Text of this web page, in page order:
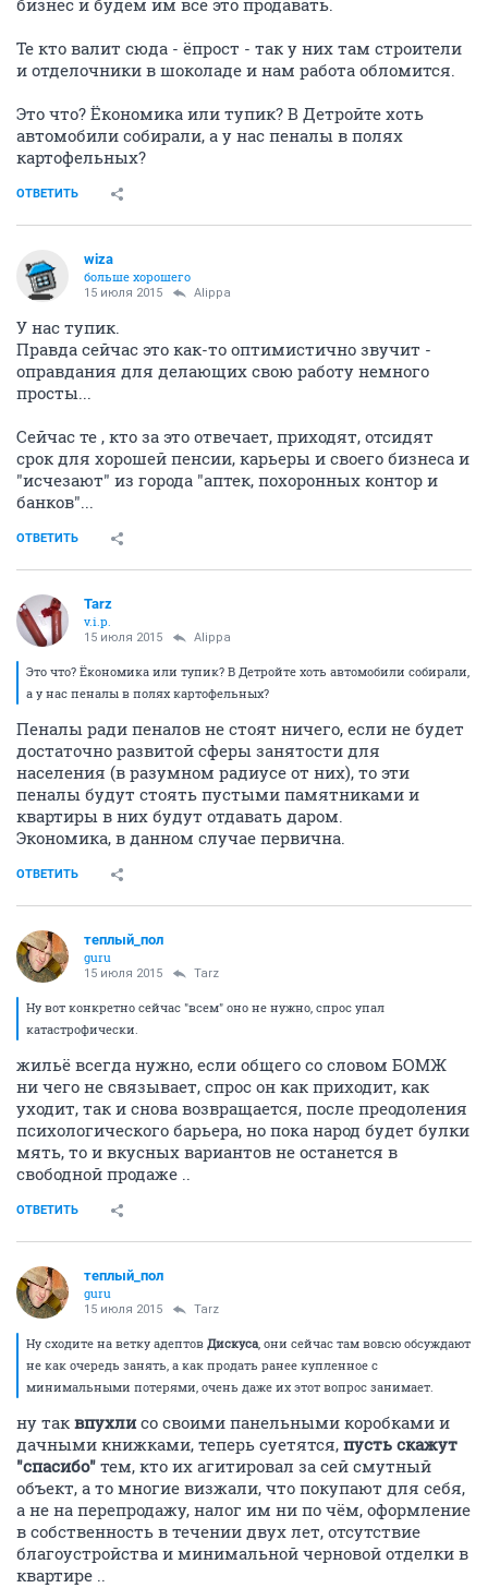
бизнес и будем им все это продавать.
Те кто валит сюда - ёпрост - так у них там строители
и отделочники в шоколаде и нам работа обломится.
Это что? Ёкономика или тупик? В Детройте хоть
автомобили собирали, а у нас пеналы в полях
картофельных?
ОТВЕТИТЬ
wiza
больше хорошего
15 июля 2015 Alippa
У нас тупик.
Правда сейчас это как-то оптимистично звучит -
оправдания для делающих свою работу немного
просты...
Сейчас те , кто за это отвечает, приходят, отсидят
срок для хорошей пенсии, карьеры и своего бизнеса и
"исчезают" из города "аптек, похоронных контор и
банков"...
ОТВЕТИТЬ
Tarz
v.i.p.
15 июля 2015 Alippa
Это что? Ёкономика или тупик? В Детройте хоть автомобили собирали,
а у нас пеналы в полях картофельных?
Пеналы ради пеналов не стоят ничего, если не будет
достаточно развитой сферы занятости для
населения (в разумном радиусе от них), то эти
пеналы будут стоять пустыми памятниками и
квартиры в них будут отдавать даром.
Экономика, в данном случае первична.
ОТВЕТИТЬ
теплый_пол
guru
15 июля 2015 Tarz
Ну вот конкретно сейчас "всем" оно не нужно, спрос упал
катастрофически.
жильё всегда нужно, если общего со словом БОМЖ
ни чего не связывает, спрос он как приходит, как
уходит, так и снова возвращается, после преодоления
психологического барьера, но пока народ будет булки
мять, то и вкусных вариантов не останется в
свободной продаже ..
ОТВЕТИТЬ
теплый_пол
guru
15 июля 2015 Tarz
Ну сходите на ветку адептов Дискуса, они сейчас там вовсю обсуждают
не как очередь занять, а как продать ранее купленное с
минимальными потерями, очень даже их этот вопрос занимает.
ну так впухлисо своими панельными коробками и
дачными книжками, теперь суетятся, пусть скажут
"спасибо" тем, кто их агитировал за сей смутный
объект, а то многие визжали, что покупают для себя,
а не на перепродажу, налог им ни по чём, оформление
в собственность в течении двух лет, отсутствие
благоустройства и минимальной черновой отделки в
квартире ..